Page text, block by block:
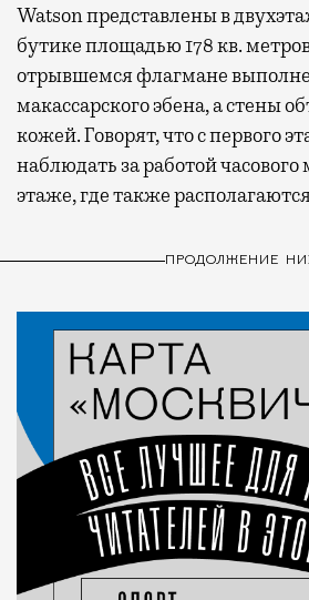
Watson представлены в
бутике площадью 178 кв.
отрывшемся флагмане
макассарского эбена, а стены
кожей. Говорят, что с первого
наблюдать за работой часового
этаже, где также
ПРОДОЛЖЕНИЕ